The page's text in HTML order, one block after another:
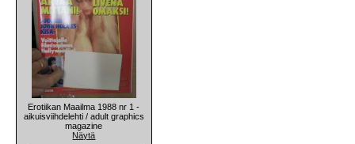
Erotiikan Maailma 1988 nr 1 -
aikuisviihdelehti / adult graphics
magazine
Näytä